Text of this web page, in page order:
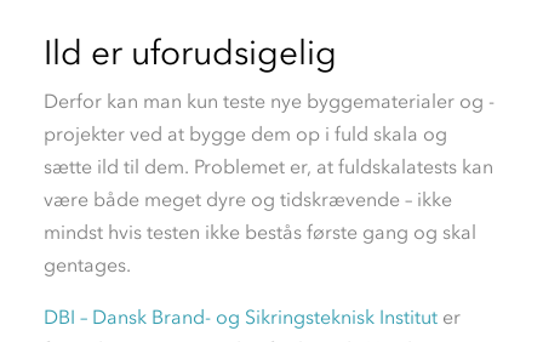
Ild er uforudsigelig
Derfor kan man kun teste nye byggematerialer og -
projekter ved at bygge dem op i fuld skala og
sætte ild til dem. Problemet er, at fuldskalatests kan
være både meget dyre og tidskrævende – ikke
mindst hvis testen ikke bestås første gang og skal
gentages.
DBI – Dansk Brand- og Sikringsteknisk Instituter